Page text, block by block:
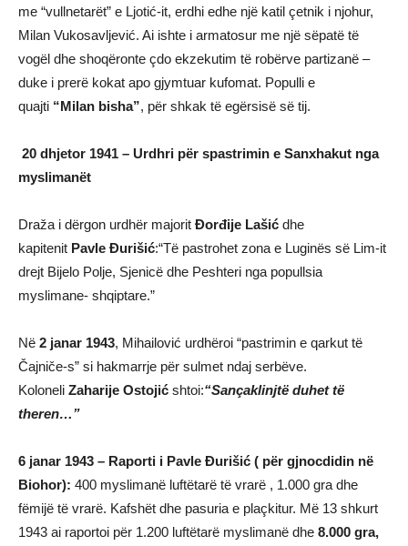
me “vullnetarët” e Ljotić-it, erdhi edhe një katil çetnik i njohur,
Milan Vukosavljević. Ai ishte i armatosur me një sëpatë të
vogël dhe shoqëronte çdo ekzekutim të robërve partizanë –
duke i prerë kokat apo gjymtuar kufomat. Populli e
quajti “Milan bisha”, për shkak të egërsisë së tij.
20 dhjetor 1941 – Urdhri për spastrimin e Sanxhakut nga
myslimanët
Draža i dërgon urdhër majorit Đorđije Lašić dhe
kapitenit Pavle Đurišić:“Të pastrohet zona e Luginës së Lim-it
drejt Bijelo Polje, Sjenicë dhe Peshteri nga popullsia
myslimane- shqiptare.”
Në 2 janar 1943, Mihailović urdhëroi “pastrimin e qarkut të
Čajniče-s” si hakmarrje për sulmet ndaj serbëve.
Koloneli Zaharije Ostojić shtoi:“Sançaklinjtë duhet të
theren…”
6 janar 1943 – Raporti i Pavle Đurišić ( për gjnocdidin në
Biohor): 400 myslimanë luftëtarë të vrarë , 1.000 gra dhe
fëmijë të vrarë. Kafshët dhe pasuria e plaçkitur. Më 13 shkurt
1943 ai raportoi për 1.200 luftëtarë myslimanë dhe 8.000 gra,